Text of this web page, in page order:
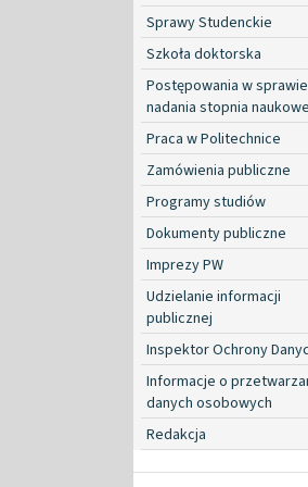
Sprawy Studenckie
Szkoła doktorska
Postępowania w sprawie
nadania stopnia
Praca w Politechnice
Zamówienia publiczne
Programy studiów
Dokumenty publiczne
Imprezy PW
Udzielanie informacji
publicznej
Inspektor Ochrony
Informacje o
danych osobowych
Redakcja